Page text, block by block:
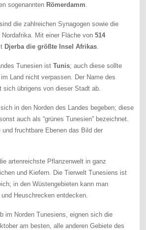
sogenannten Römerdamm
sind die zahlreichen Synagogen sowie die
Nordafrika. Mit einer Fläche von514
Djerba die größte Insel Afrikas
Tunesien istTunis; auch diese sollte
Land nicht verpassen. Der Name des
sich übrigens von dieser Stadt ab.
in den Norden des Landes begeben; diese
auch als “grünes Tunesien” bezeichnet.
und fruchtbare Ebenen das Bild der
artenreichste Pflanzenwelt in ganz
und Kiefern. Die Tierwelt Tunesiens ist
in den Wüstengebieten kann man
Heuschrecken entdecken.
im Norden Tunesiens, eignen sich die
am besten, alle anderen Gebiete des